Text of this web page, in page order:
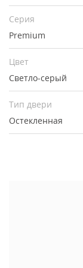
Серия
Premium
Цвет
Светло-серый
Тип двери
Остекленная